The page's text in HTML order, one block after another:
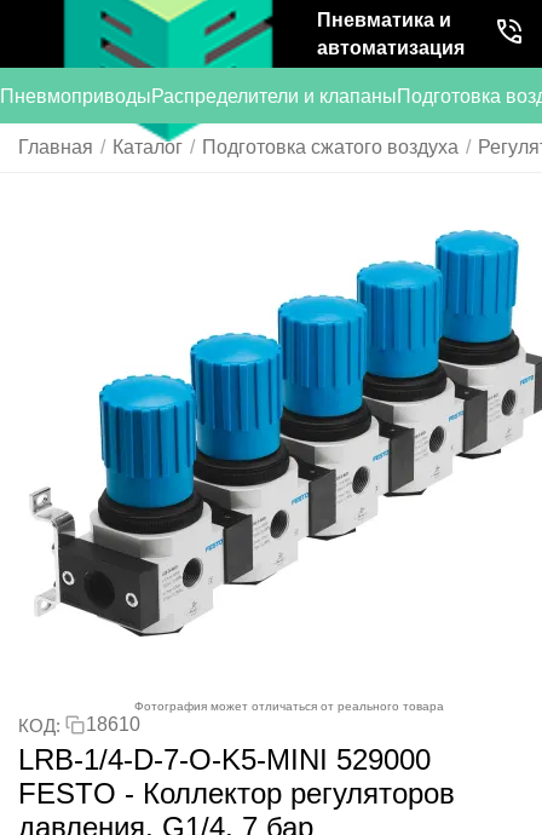
Пневматика и
автоматизация
ПневмоприводыРаспределители и клапаныПодготовка
Главная / Каталог / Подготовка сжатого воздуха /
Фотография может отличаться от реального товара
КОД: 18610
LRB-1/4-D-7-O-K5-MINI 529000
FESTO - Коллектор регуляторов
давления, G1/4, 7 бар